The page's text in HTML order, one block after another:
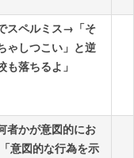
スペルミス→「そ
ゃしつこい」と逆
落ちるよ」
者かが意図的にお
意図的な行為を示